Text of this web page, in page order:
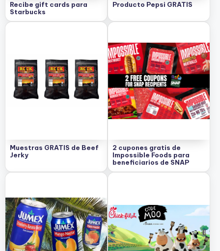
Recibe gift cards para
Starbucks
Producto Pepsi GRATIS
Muestras GRATIS de Beef
Jerky
2 cupones gratis de
Impossible Foods para
beneficiarios de SNAP